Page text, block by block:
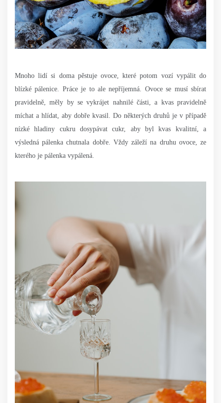
Mnoho lidí si doma pěstuje ovoce, které potom vozí vypálit do
blízké pálenice. Práce je to ale nepříjemná. Ovoce se musí sbírat
pravidelně, měly by se vykrájet nahnilé části, a kvas pravidelně
míchat a hlídat, aby dobře kvasil. Do některých druhů je v případě
nízké hladiny cukru dosypávat cukr, aby byl kvas kvalitní, a
výsledná pálenka chutnala dobře. Vždy záleží na druhu ovoce, ze
kterého je pálenka vypálená.